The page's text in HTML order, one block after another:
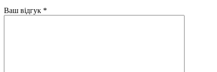
Ваш відгук *